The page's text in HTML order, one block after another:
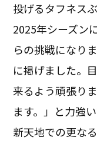
投げるタフネス
2025年シーズン
らの挑戦になり
に掲げました。
来るよう頑張り
ます。」と力強
新天地での更な